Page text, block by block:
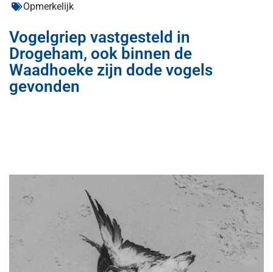
Opmerkelijk
Vogelgriep vastgesteld in
Drogeham, ook binnen de
Waadhoeke zijn dode vogels
gevonden